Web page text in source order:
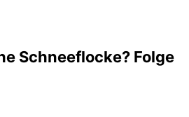
Schneeflocke? Folge